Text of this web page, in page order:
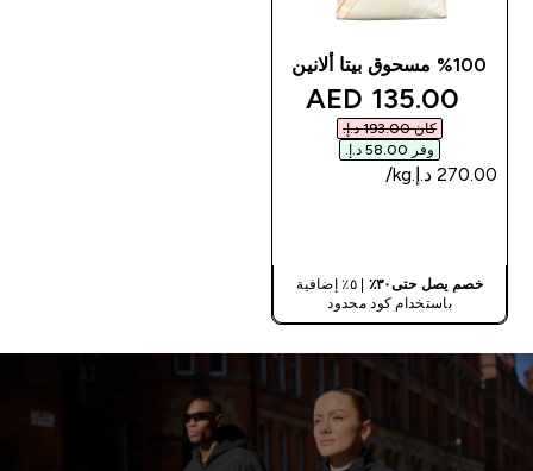
%100 مسحوق بيتا ألانين
discounted price
135.00 AED‎
كان ‏193.00 د.إ.‏‎
وفر ‏58.00 د.إ.‏‎
خصم يصل حتى٣٠٪
| ٥٪ إضافية
باستخدام كود محدود